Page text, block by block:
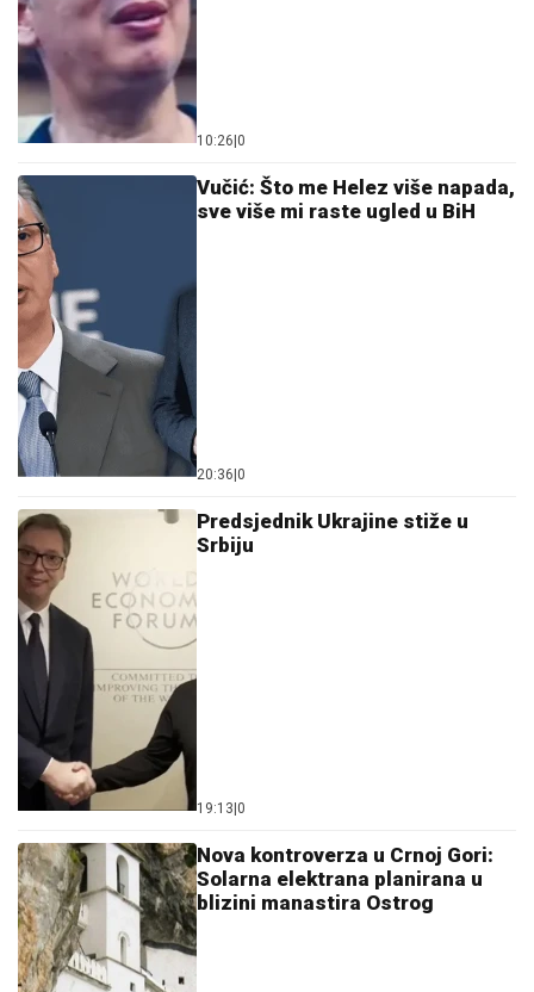
10:26 0
Vučić: Što me Helez više napada,
sve više mi raste ugled u BiH
20:36 0
Predsjednik Ukrajine stiže u
Srbiju
19:13 0
Nova kontroverza u Crnoj Gori:
Solarna elektrana planirana u
blizini manastira Ostrog